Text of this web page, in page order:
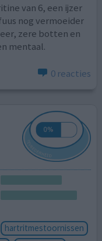
van 6, een ijzer
nog vermoeider
zere botten en
mentaal.
0 reacties
hartritmestoornissen